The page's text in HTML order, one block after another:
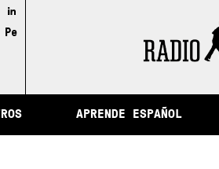
/ La ciudad de la memoria y
Twitter
APRENDE ESPAÑOL